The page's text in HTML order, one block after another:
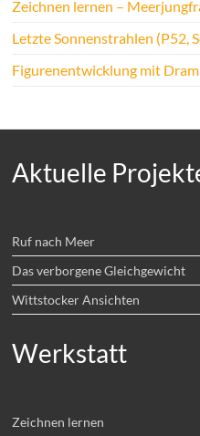
Zeichnen lernen –
Letzte Sonnenstrahlen (P52,
Figurenentwicklung mit
Aktuelle
Ruf nach Meer
Das verborgene Gleichgewicht
Wittstocker Ansichten
Werkstatt
Zeichnen lernen